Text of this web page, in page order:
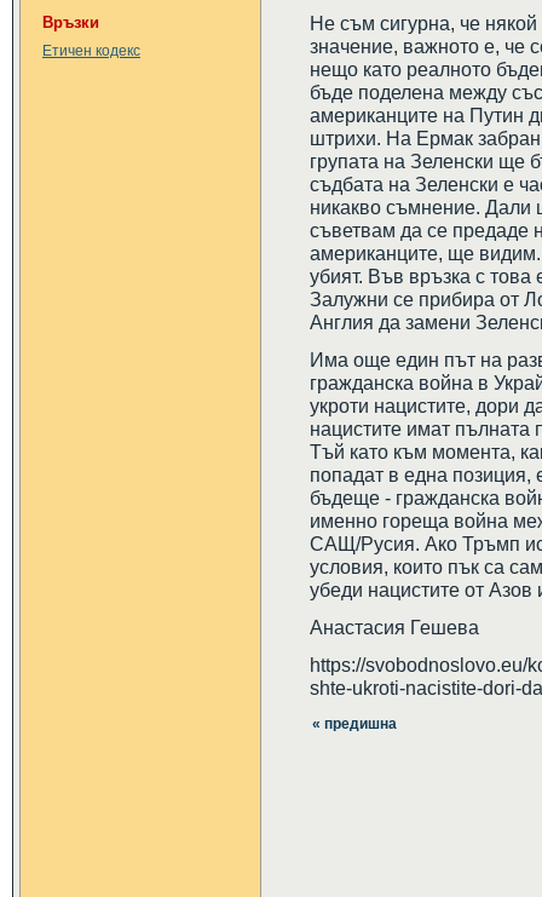
Връзки
Етичен кодекс
Не съм сигурна, че
значение, важното е, че
нещо като реалното
бъде поделена между
американците на Путин
штрихи. На Ермак
групата на Зеленски ще
съдбата на Зеленски е
никакво съмнение. Дали
съветвам да се предаде
американците, ще видим.
убият. Във връзка с
Залужни се прибира от
Англия да замени
Има още един път на
гражданска война в
укроти нацистите, дори
нацистите имат
Тъй като към момента,
попадат в една позиция,
бъдеще - гражданска
именно гореща война
САЩ/Русия. Ако Тръмп
условия, които пък са
убеди нацистите от
Анастасия Гешева
https://svobodnoslovo.eu/
shte-ukroti-nacistite-dori-
« предишна